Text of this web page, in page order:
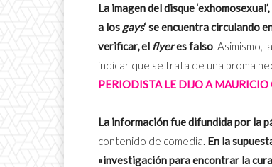
La imagen del disque
a los gays‘ se encuentra circulando
verificar, el flyeres falso. Asimismo,
indicar que se trata de una broma
PERIODISTA LE DIJO A
La información fue difundida por la
contenido de comedia. En la
«investigación para encontrar la